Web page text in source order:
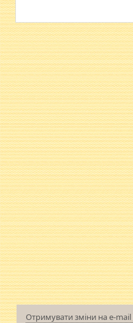
Отримувати зміни на e-mail